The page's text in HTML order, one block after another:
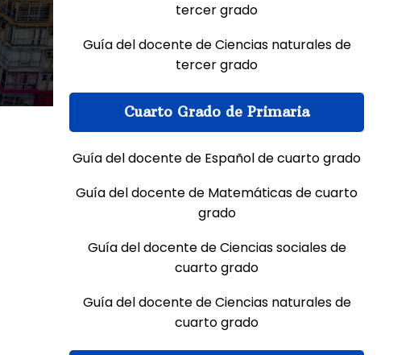
tercer grado
Guía del docente de Ciencias naturales de
tercer grado
Cuarto Grado de Primaria
Guía del docente de Español de cuarto grado
Guía del docente de Matemáticas de cuarto
grado
Guía del docente de Ciencias sociales de
cuarto grado
Guía del docente de Ciencias naturales de
cuarto grado